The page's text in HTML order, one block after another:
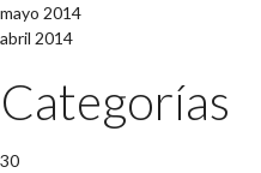
mayo 2014
abril 2014
Categorías
30